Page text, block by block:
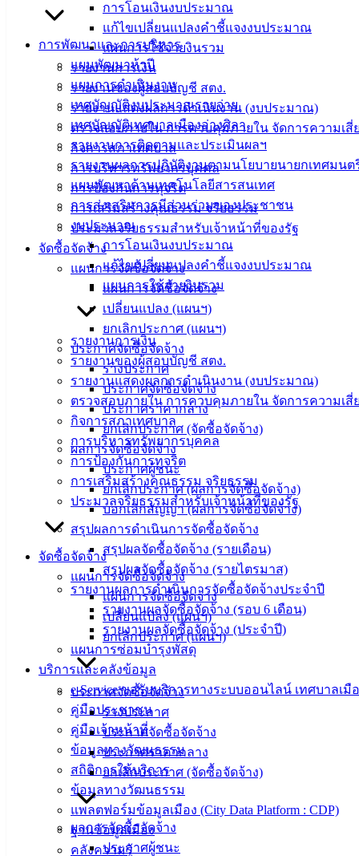
การโอนเงินงบประมาณ
แก้ไขเปลี่ยนแปลงคำชี้แจงงบประมาณ
แผนการใช้จ่ายงินรวม
รายงานการเงิน
รายงานของผู้สอบบัญชี สตง.
รายงานแสดงผลการดำเนินงาน (งบประมาณ)
ตรวจสอบภายใน การควบคุมภายใน จัดการความเสี่
กิจการสภาเทศบาล
การบริหารทรัพยากรบุคคล
การป้องกันการทุจริต
การเสริมสร้างคุณธรรม จริยธรรม
ประมวลจริยธรรมสำหรับเจ้าหน้าที่ของรัฐ
จัดซื้อจัดจ้าง
แผนการจัดซื้อจัดจ้าง
แผนการจัดซื้อจัดจ้าง
เปลี่ยนแปลง (แผนฯ)
ยกเลิกประกาศ (แผนฯ)
ประกาศจัดซื้อจัดจ้าง
ร่างประกาศ
ประกาศจัดซื้อจัดจ้าง
ประกาศราคากลาง
ยกเลิกประกาศ (จัดซื้อจัดจ้าง)
ผลการจัดซื้อจัดจ้าง
ประกาศผู้ชนะ
ยกเลิกประกาศ (ผลการจัดซื้อจัดจ้าง)
บอกเลิกสัญญา (ผลการจัดซื้อจัดจ้าง)
สรุปผลการดำเนินการจัดซื้อจัดจ้าง
สรุปผลจัดซื้อจัดจ้าง (รายเดือน)
สรุปผลจัดซื้อจัดจ้าง (รายไตรมาส)
รายงานผลการดำเนินการจัดซื้อจัดจ้างประจำปี
รายงานผลจัดซื้อจัดจ้าง (รอบ 6 เดือน)
รายงานผลจัดซื้อจัดจ้าง (ประจำปี)
แผนการซ่อมบำรุงพัสดุ
บริการและคลังข้อมูล
e-Service ขอรับบริการทางระบบออนไลน์ เทศบาลเมื
คู่มือประชาชน
คู่มือเจ้าหน้าที่
ข้อมูลทางวัฒนธรรม
สถิติการให้บริการ
ข้อมูลทางวัฒนธรรม
แพลตฟอร์มข้อมูลเมือง (City Data Platform : CDP)
ฐานข้อมูลเมือง
คลังความรู้
การพัฒนาและการบริหาร
แผนพัฒนาห้าปี
แผนการดำเนินงาน
เทศบัญญัติงบประมาณรายจ่าย
เทศบัญญัติเทศบาลเมืองอ่างศิลา
รายงานการติดตามและประเมินผลฯ
รายงานผลการปฏิบัติงานตามนโยบายนายกเทศมนต
แผนพัฒนาด้านเทคโนโลยีสารสนเทศ
การส่งเสริมการมีส่วนร่วมของประชาชน
งบประมาณ
การโอนเงินงบประมาณ
แก้ไขเปลี่ยนแปลงคำชี้แจงงบประมาณ
แผนการใช้จ่ายงินรวม
รายงานการเงิน
รายงานของผู้สอบบัญชี สตง.
รายงานแสดงผลการดำเนินงาน (งบประมาณ)
ตรวจสอบภายใน การควบคุมภายใน จัดการความเสี่
กิจการสภาเทศบาล
การบริหารทรัพยากรบุคคล
การป้องกันการทุจริต
การเสริมสร้างคุณธรรม จริยธรรม
ประมวลจริยธรรมสำหรับเจ้าหน้าที่ของรัฐ
จัดซื้อจัดจ้าง
แผนการจัดซื้อจัดจ้าง
แผนการจัดซื้อจัดจ้าง
เปลี่ยนแปลง (แผนฯ)
ยกเลิกประกาศ (แผนฯ)
ประกาศจัดซื้อจัดจ้าง
ร่างประกาศ
ประกาศจัดซื้อจัดจ้าง
ประกาศราคากลาง
ยกเลิกประกาศ (จัดซื้อจัดจ้าง)
ผลการจัดซื้อจัดจ้าง
ประกาศผู้ชนะ
เทศบาล
เมืองอ่าง
สำนักงาน
เทศบาลเมือง
อ่างศิลา 90/338